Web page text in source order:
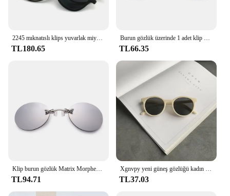
2245 mıknatıslı klips yuvarlak miyopi gözlük 0 -0.5 -1.0 -2.0-6.0, hipermetrop güneş gözlüğü + 0.5 + 1.0 + 2.0 + 6
TL180.65
Burun gözlük üzerinde 1 adet klip yuvarlak çerçevesiz matris Morpheus güneş gözlüğü Mini çerçevesiz Vintage erkekler gözlük UV400
TL66.35
TL94.71 TL37.03